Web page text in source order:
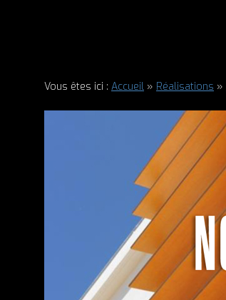
Vous êtes ici : Accueil » Réalisations »